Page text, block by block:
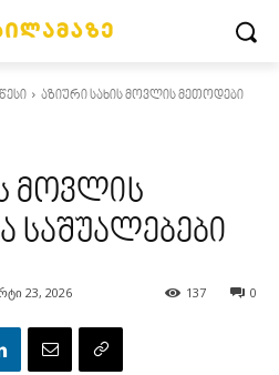
აზიური სახის მოვლის მეთოდები
მოვლის
საშუალებები
23, 2026 0
137